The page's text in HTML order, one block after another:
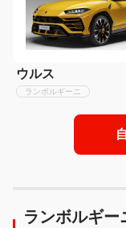
ウルス
ランボルギーニ
ランボルギー